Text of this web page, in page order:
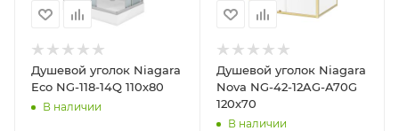
Душевой уголок Niagara
Eco NG-118-14Q 110х80
В наличии
Душевой уголок Niagara
Nova NG-42-12AG-A70G
120х70
В наличии